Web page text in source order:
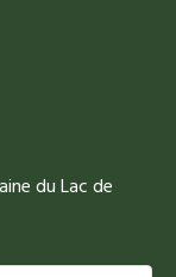
du Lac de